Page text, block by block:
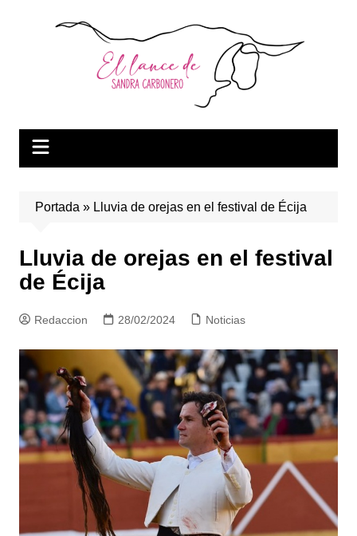
Portada » Lluvia de orejas en el festival de Écija
Lluvia de orejas en el festival
de Écija
Redaccion 28/02/2024 Noticias